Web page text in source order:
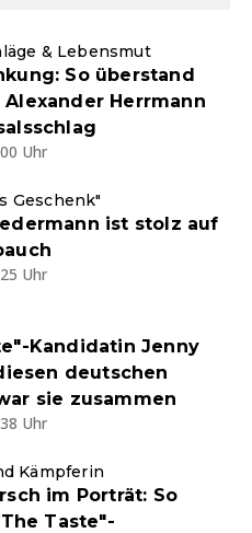
& Lebensmut
So überstand
Herrmann
Uhr
Geschenk"
ist stolz auf
Uhr
Kandidatin Jenny
deutschen
sie zusammen
Uhr
Kämpferin
im Porträt: So
Taste"-